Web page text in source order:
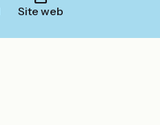
Site web